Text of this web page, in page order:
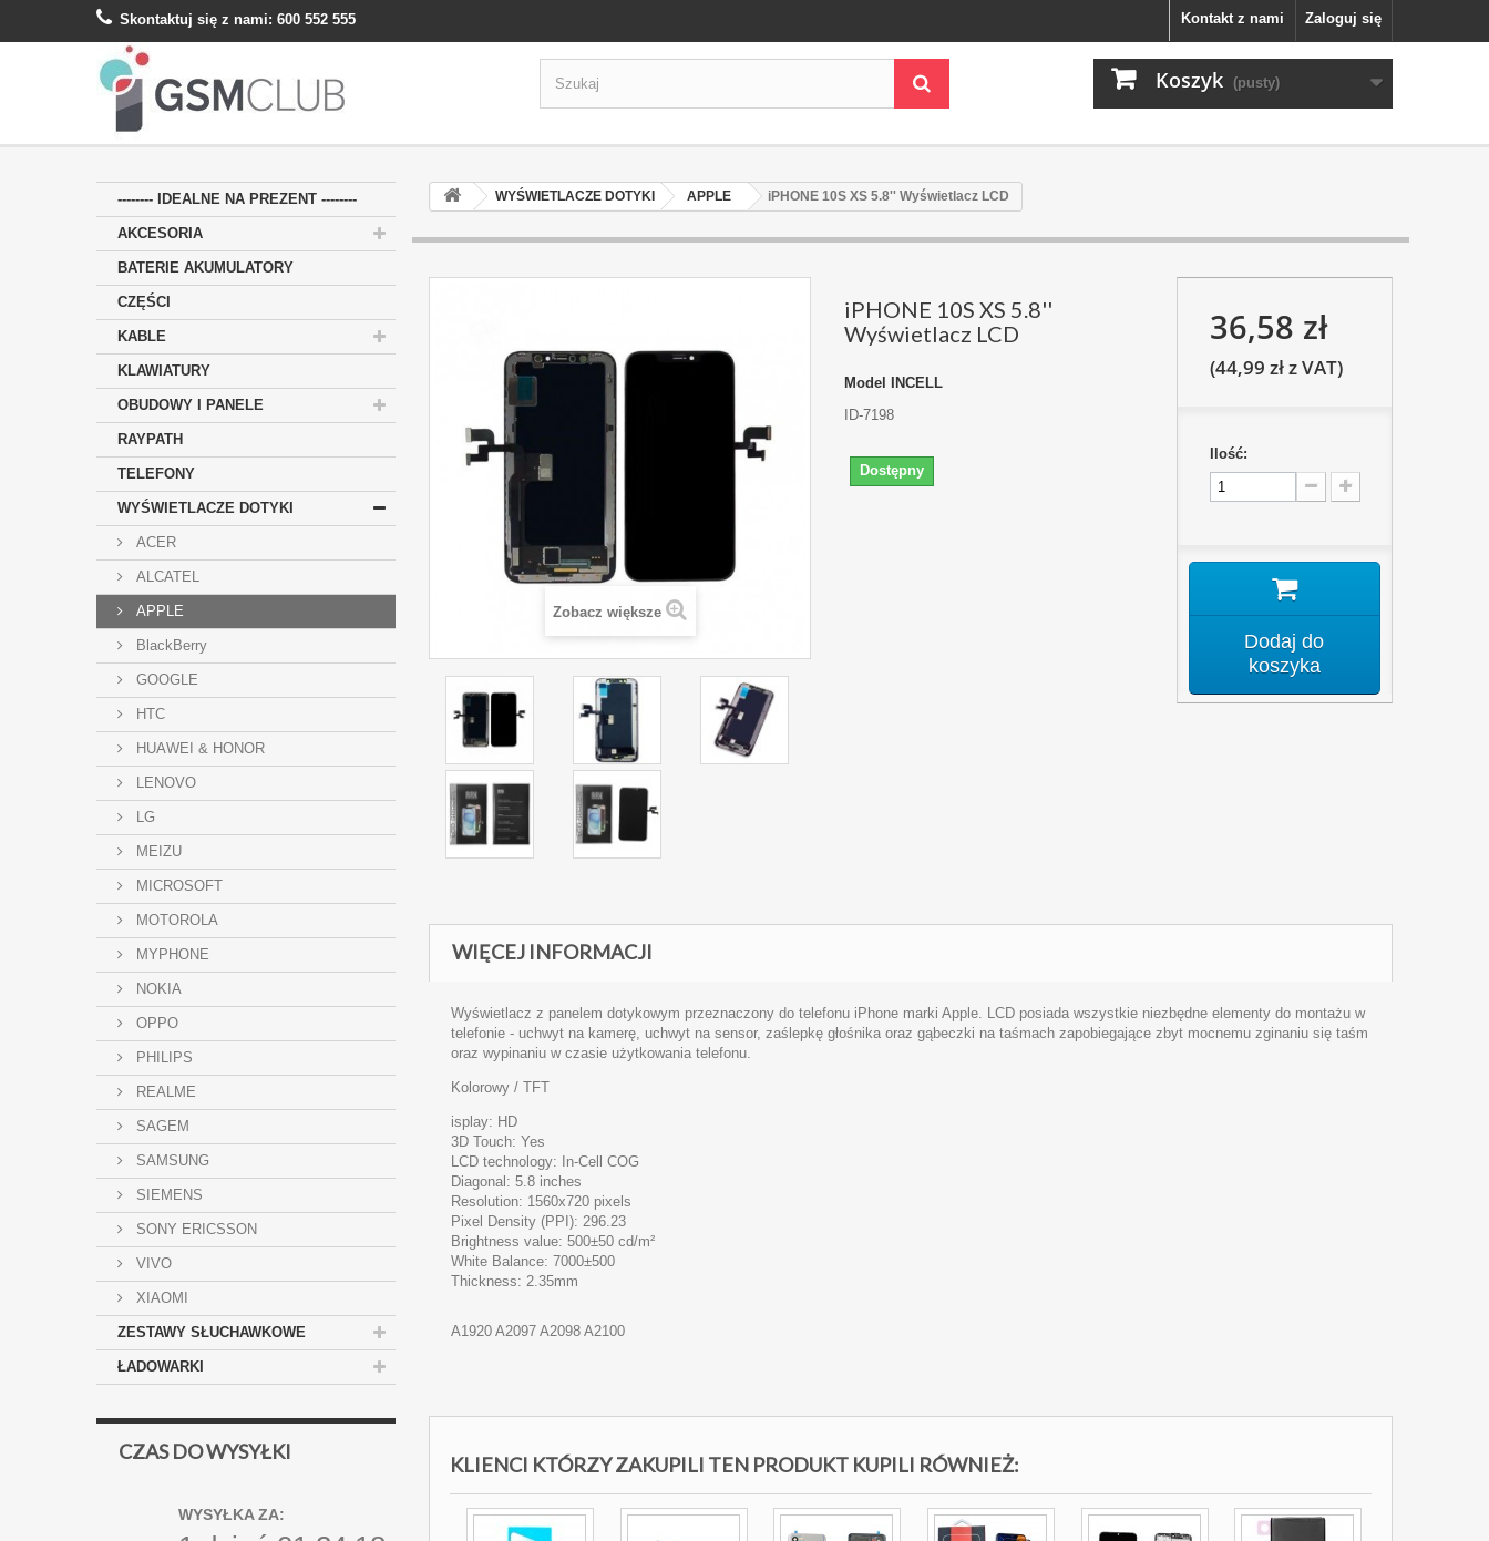
Zaloguj się
Kontakt z nami
Skontaktuj się z nami: 600 552 555
Koszyk (pusty)
-------- IDEALNE NA PREZENT --------
AKCESORIA
BATERIE AKUMULATORY
CZĘŚCI
KABLE
KLAWIATURY
OBUDOWY I PANELE
RAYPATH
TELEFONY
WYŚWIETLACZE DOTYKI
ACER
ALCATEL
APPLE
BlackBerry
GOOGLE
HTC
HUAWEI & HONOR
LENOVO
LG
MEIZU
MICROSOFT
MOTOROLA
MYPHONE
NOKIA
OPPO
PHILIPS
REALME
SAGEM
SAMSUNG
SIEMENS
SONY ERICSSON
VIVO
XIAOMI
ZESTAWY SŁUCHAWKOWE
ŁADOWARKI
CZAS DO WYSYŁKI
WYSYŁKA ZA:
WYŚWIETLACZE DOTYKI APPLE iPHONE 10S XS 5.8'' Wyświetlacz LCD
Zobacz większe
iPHONE 10S XS 5.8''
Wyświetlacz LCD
Model
INCELL
ID-7198
Dostępny
36,58 zł
(44,99 zł z VAT)
Ilość:
Dodaj do
koszyka
WIĘCEJ INFORMACJI
Wyświetlacz z panelem dotykowym przeznaczony do telefonu iPhone marki Apple. LCD posiada wszystkie niezbędne elementy do montażu w
telefonie - uchwyt na kamerę, uchwyt na sensor, zaślepkę głośnika oraz gąbeczki na taśmach zapobiegające zbyt mocnemu zginaniu się taśm
oraz wypinaniu w czasie użytkowania telefonu.
Kolorowy / TFT
isplay: HD
3D Touch: Yes
LCD technology: In-Cell COG
Diagonal: 5.8 inches
Resolution: 1560x720 pixels
Pixel Density (PPI): 296.23
Brightness value: 500±50 cd/m²
White Balance: 7000±500
Thickness: 2.35mm
A1920 A2097 A2098 A2100
KLIENCI KTÓRZY ZAKUPILI TEN PRODUKT KUPILI RÓWNIEŻ: